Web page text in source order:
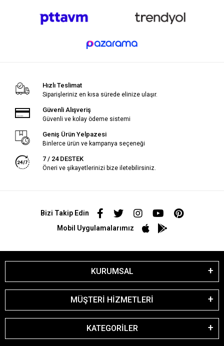
Hızlı Teslimat
Siparişleriniz en kısa sürede elinize ulaşır.
Güvenli Alışveriş
Güvenli ve kolay ödeme sistemi
Geniş Ürün Yelpazesi
Binlerce ürün ve kampanya seçeneği
7 / 24 DESTEK
Öneri ve şikayetlerinizi bize iletebilirsiniz.
Bizi Takip Edin
Mobil Uygulamalarımız
KURUMSAL
MÜŞTERİ HİZMETLERİ
KATEGORİLER